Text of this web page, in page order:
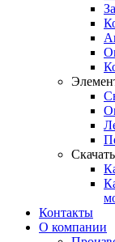
Контакты
О компании